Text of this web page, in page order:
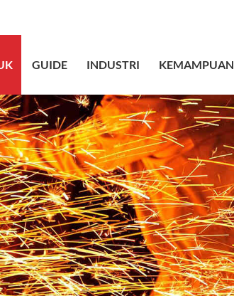
GUIDE INDUSTRI KEMAMPUAN